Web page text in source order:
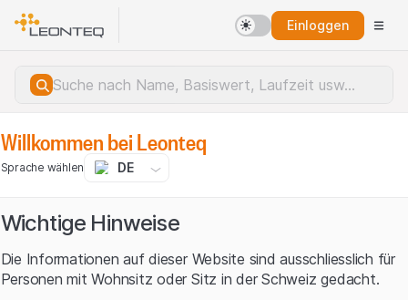
Einloggen
Willkommen bei Leonteq
Sprache wählen DE
Wichtige Hinweise
Die Informationen auf dieser Website sind ausschliesslich für
Personen mit Wohnsitz oder Sitz in der Schweiz gedacht.